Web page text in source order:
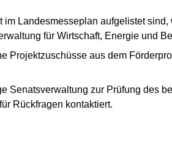
Landesmesseplan aufgelistet
für Wirtschaft, Energie und
Projektzuschüsse aus dem
Senatsverwaltung zur Prüfung des
Rückfragen kontaktiert.